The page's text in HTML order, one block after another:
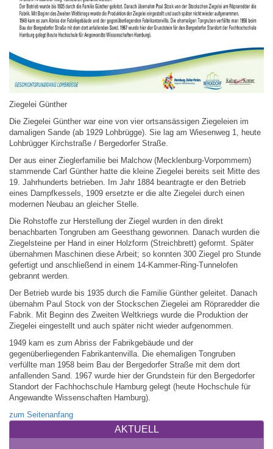
AKTUELL
Ziegelei Günther
Die Ziegelei Günther war eine von vier ortsansässigen Ziegeleien im
damaligen Sande (ab 1929 Lohbrügge). Sie lag am Wiesenweg 1, heute
Lohbrügger Kirchstraße / Bergedorfer Straße.
Der aus einer Zieglerfamilie bei Malchow (Mecklenburg-Vorpommern)
stammende Carl Günther hatte die kleine Ziegelei bereits seit Mitte des
19. Jahrhunderts betrieben. Im Jahr 1884 beantragte er den Betrieb
eines Dampfkessels, 1909 ersetzte er die alte Ziegelei durch einen
modernen Neubau an gleicher Stelle.
Die Rohstoffe zur Herstellung der Ziegel wurden in den direkt
benachbarten Tongruben am Geesthang gewonnen. Danach wurden die
Ziegelsteine per Hand in einer Holzform (Streichbrett) geformt. Später
übernahmen Maschinen diese Arbeit; so konnten 300 Ziegel pro Stunde
gefertigt und anschließend in einem 14-Kammer-Ring-Tunnelofen
gebrannt werden.
Der Betrieb wurde bis 1935 durch die Familie Günther geleitet. Danach
übernahm Paul Stock von der Stockschen Ziegelei am Röpraredder die
Fabrik. Mit Beginn des Zweiten Weltkriegs wurde die Produktion der
Ziegelei eingestellt und auch später nicht wieder aufgenommen.
1949 kam es zum Abriss der Fabrikgebäude und der
gegenüberliegenden Fabrikantenvilla. Die ehemaligen Tongruben
verfüllte man 1958 beim Bau der Bergedorfer Straße mit dem dort
anfallenden Sand. 1967 wurde hier der Grundstein für den Bergedorfer
Standort der Fachhochschule Hamburg gelegt (heute Hochschule für
Angewandte Wissenschaften Hamburg).
zum Seitenanfang